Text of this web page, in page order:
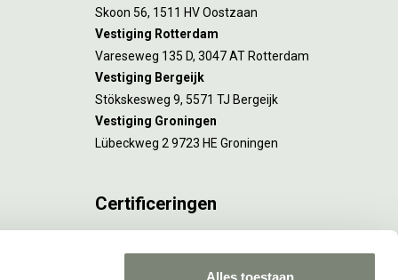
Alles toestaan
Skoon 56, 1511 HV Oostzaan
Vestiging Rotterdam
Vareseweg 135 D, 3047 AT Rotterdam
Vestiging Bergeijk
Stökskesweg 9, 5571 TJ Bergeijk
Vestiging Groningen
Lübeckweg 2 9723 HE Groningen
Certificeringen